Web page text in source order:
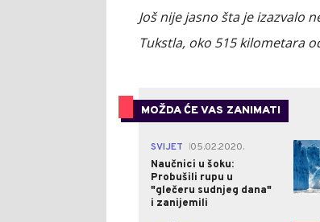
Još nije jasno šta je izazvalo
Tukstla, oko 515 kilometara
MOŽDA ĆE VAS ZANIMATI
SVIJET
05.02.2020.
Naučnici u šoku:
Probušili rupu u
"glečeru sudnjeg dana"
i zanijemili